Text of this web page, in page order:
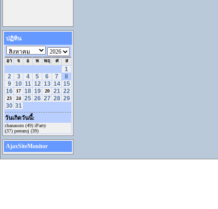
ปฏิทิน
อา จ อ พ พฤ ศ ส
1
2
3 4 5 6 7
8
9
10 11 12 13 14 15
16
17 18 19 20 21 22
23 24 25 26 27 28 29
30 31
วันเกิดวันนี้:
chanasorn (49) iParty
(37) peeraruj (39)
AjaxSiteMonitor